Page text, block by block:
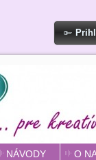
NÁVODY O